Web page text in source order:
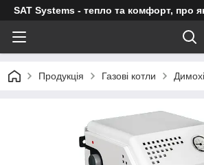
SAT Systems - тепло та комфорт, про
Продукція Газові котли